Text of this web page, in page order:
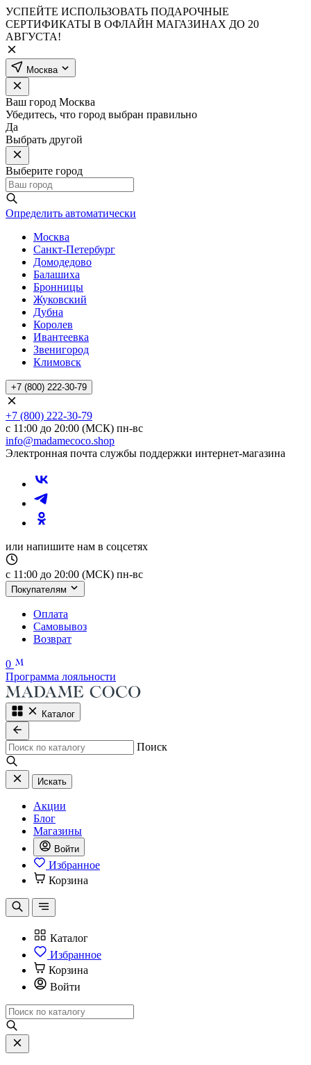
УСПЕЙТЕ ИСПОЛЬЗОВАТЬ ПОДАРОЧНЫЕ
СЕРТИФИКАТЫ В ОФЛАЙН МАГАЗИНАХ ДО 20
АВГУСТА!
Москва
Ваш город Москва
Убедитесь, что город выбран правильно
Да
Выбрать другой
Выберите город
Определить автоматически
Москва
Санкт-Петербург
Домодедово
Балашиха
Бронницы
Жуковский
Дубна
Королев
Ивантеевка
Звенигород
Климовск
+7 (800) 222-30-79
+7 (800) 222-30-79
с 11:00 до 20:00 (МСК) пн-вс
info@madamecoco.shop
Электронная почта службы поддержки интернет-магазина
или напишите нам в соцсетях
с 11:00 до 20:00 (МСК) пн-вс
Покупателям
Оплата
Самовывоз
Возврат
0
Программа лояльности
Каталог
Поиск
Искать
Акции
Блог
Магазины
Войти
Избранное
Корзина
Каталог
Избранное
Корзина
Войти